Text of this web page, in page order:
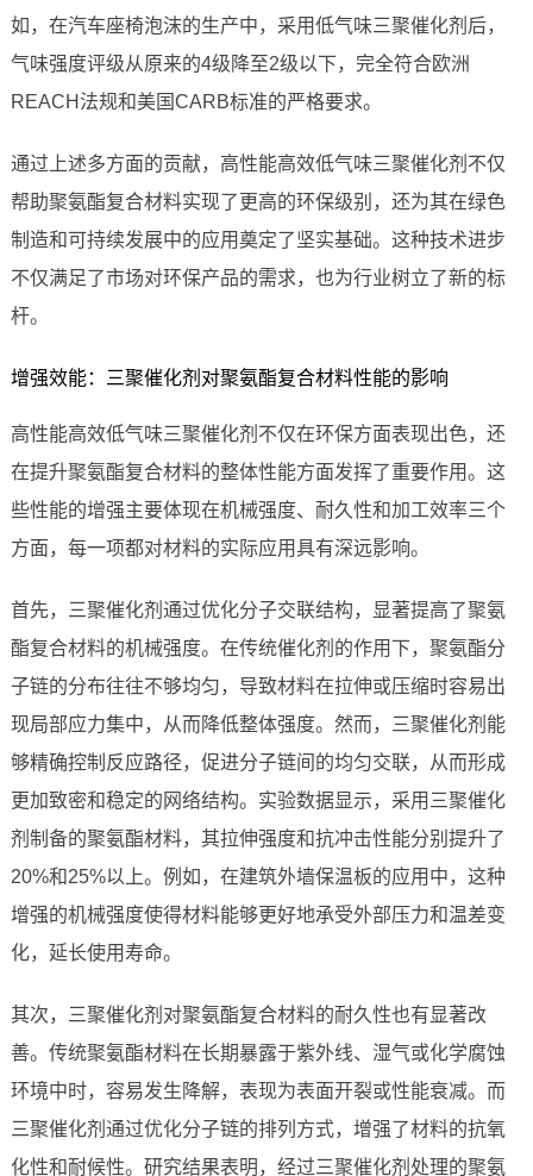
如，在汽车座椅泡沫的生产中，采用低气味三聚催化剂后，
气味强度评级从原来的4级降至2级以下，完全符合欧洲
REACH法规和美国CARB标准的严格要求。
通过上述多方面的贡献，高性能高效低气味三聚催化剂不仅
帮助聚氨酯复合材料实现了更高的环保级别，还为其在绿色
制造和可持续发展中的应用奠定了坚实基础。这种技术进步
不仅满足了市场对环保产品的需求，也为行业树立了新的标
杆。
增强效能：三聚催化剂对聚氨酯复合材料性能的影响
高性能高效低气味三聚催化剂不仅在环保方面表现出色，还
在提升聚氨酯复合材料的整体性能方面发挥了重要作用。这
些性能的增强主要体现在机械强度、耐久性和加工效率三个
方面，每一项都对材料的实际应用具有深远影响。
首先，三聚催化剂通过优化分子交联结构，显著提高了聚氨
酯复合材料的机械强度。在传统催化剂的作用下，聚氨酯分
子链的分布往往不够均匀，导致材料在拉伸或压缩时容易出
现局部应力集中，从而降低整体强度。然而，三聚催化剂能
够精确控制反应路径，促进分子链间的均匀交联，从而形成
更加致密和稳定的网络结构。实验数据显示，采用三聚催化
剂制备的聚氨酯材料，其拉伸强度和抗冲击性能分别提升了
20%和25%以上。例如，在建筑外墙保温板的应用中，这种
增强的机械强度使得材料能够更好地承受外部压力和温差变
化，延长使用寿命。
其次，三聚催化剂对聚氨酯复合材料的耐久性也有显著改
善。传统聚氨酯材料在长期暴露于紫外线、湿气或化学腐蚀
环境中时，容易发生降解，表现为表面开裂或性能衰减。而
三聚催化剂通过优化分子链的排列方式，增强了材料的抗氧
化性和耐候性。研究结果表明，经过三聚催化剂处理的聚氨